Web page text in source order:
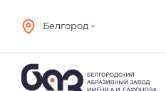
Белгород